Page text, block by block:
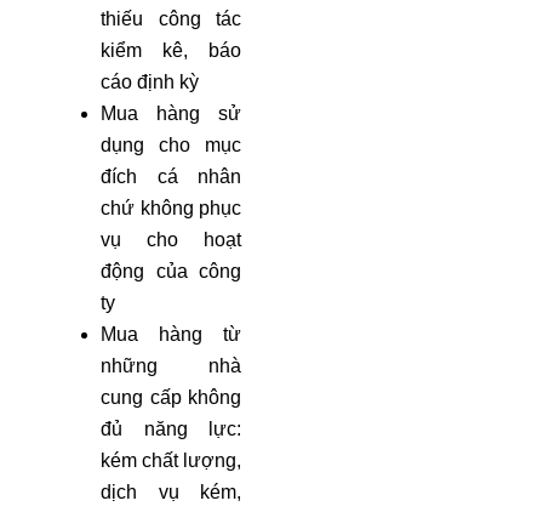
thiếu công tác
kiểm kê, báo
cáo định kỳ
Mua hàng sử
dụng cho mục
đích cá nhân
chứ không phục
vụ cho hoạt
động của công
ty
Mua hàng từ
những nhà
cung cấp không
đủ năng lực:
kém chất lượng,
dịch vụ kém,